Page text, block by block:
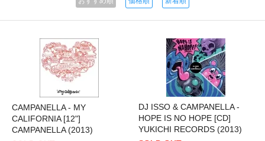
CAMPANELLA - MY
CALIFORNIA [12"]
CAMPANELLA (2013)
DJ ISSO & CAMPANELLA -
HOPE IS NO HOPE [CD]
YUKICHI RECORDS (2013)